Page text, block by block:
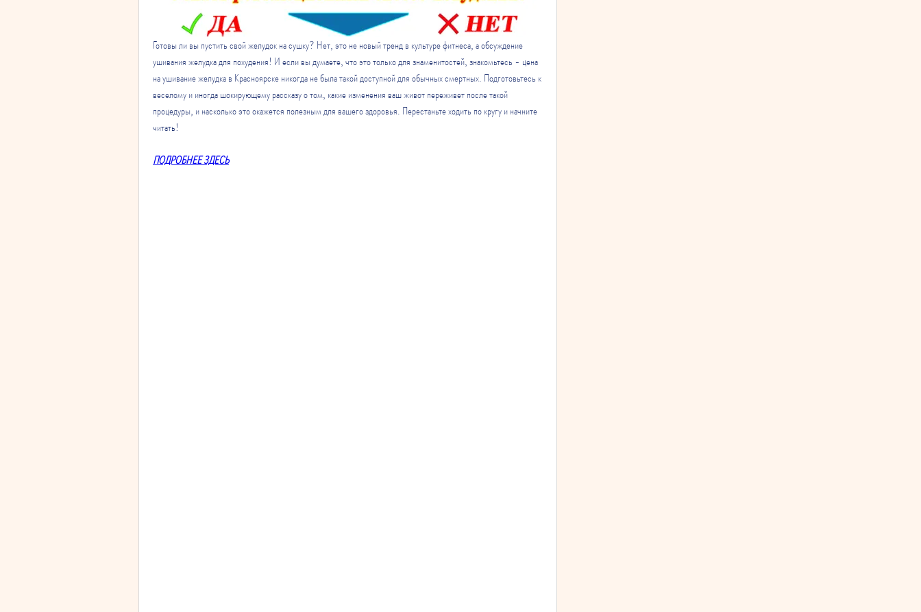
Готовы ли вы пустить свой желудок на сушку? Нет, это не новый тренд в культуре фитнеса, а обсуждение
ушивания желудка для похудения! И если вы думаете, что это только для знаменитостей, знакомьтесь - цена
на ушивание желудка в Красноярске никогда не была такой доступной для обычных смертных. Подготовьтесь к
веселому и иногда шокирующему рассказу о том, какие изменения ваш живот переживет после такой
процедуры, и насколько это окажется полезным для вашего здоровья. Перестаньте ходить по кругу и начните
читать!
ПОДРОБНЕЕ ЗДЕСЬ